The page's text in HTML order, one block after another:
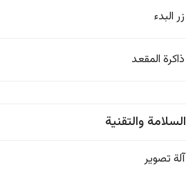
زر البدء
ذاكرة المقعد
السلامة والتقنية
آلة تصوير